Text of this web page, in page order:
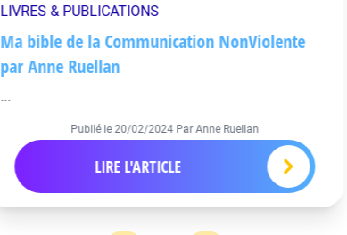
LIVRES & PUBLICATIONS
Ma bible de la Communication NonViolente
par Anne Ruellan
...
Publié le20/02/2024 Par Anne Ruellan
LIRE L'ARTICLE